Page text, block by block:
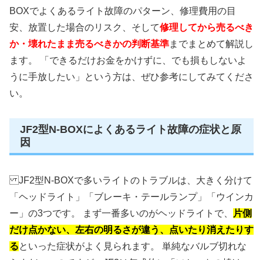
BOXでよくあるライト故障のパターン、修理費用の目
安、放置した場合のリスク、そして修理してから売るべき
か・壊れたまま売るべきかの判断基準までまとめて解説し
ます。 「できるだけお金をかけずに、でも損もしないよ
うに手放したい」という方は、ぜひ参考にしてみてくださ
い。
JF2型N-BOXによくあるライト故障の症状と原
因
JF2型N-BOXで多いライトのトラブルは、大きく分けて
「ヘッドライト」「ブレーキ・テールランプ」「ウインカ
ー」の3つです。 まず一番多いのがヘッドライトで、
片側
だけ点かない、左右の明るさが違う、点いたり消えたりす
るといった症状がよく見られます。 単純なバルブ切れな